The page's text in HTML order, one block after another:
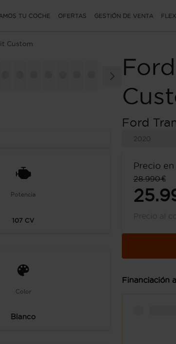
TU COCHE OFERTAS GESTIÓN DE VENTA
Custom
Ford
Ford
2020
Precio
28.990 €
Precio al
Financiación
Potencia
107 CV
Color
Blanco